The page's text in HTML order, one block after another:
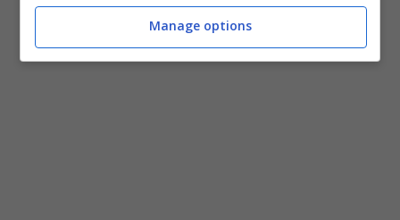
di studio intenso in giro per l’Italia e non
solo.
Manage options